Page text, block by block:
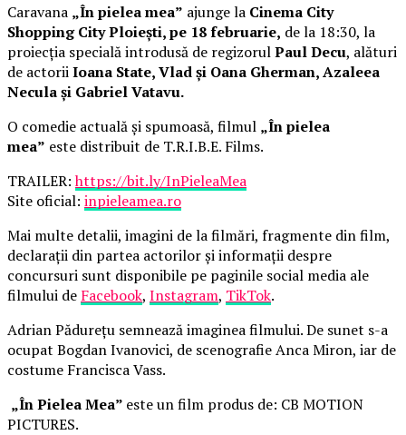
Caravana „În pielea mea” ajunge la Cinema City
Shopping City Ploiești, pe 18 februarie, de la 18:30, la
proiecția specială introdusă de regizorulPaul Decu, alături
de actoriiIoana State, Vlad și Oana Gherman, Azaleea
Necula și Gabriel Vatavu.
O comedie actuală și spumoasă, filmul „În pielea
mea” este distribuit de T.R.I.B.E. Films.
TRAILER:https://bit.ly/InPieleaMea
Site oficial: inpieleamea.ro
Mai multe detalii, imagini de la filmări, fragmente din film,
declarații din partea actorilor și informații despre
concursuri sunt disponibile pe paginile social media ale
filmului de Facebook, Instagram, TikTok.
Adrian Pădurețu semnează imaginea filmului. De sunet s-a
ocupat Bogdan Ivanovici, de scenografie Anca Miron, iar de
costume Francisca Vass.
„În Pielea Mea” este un film produs de: CB MOTION
PICTURES.